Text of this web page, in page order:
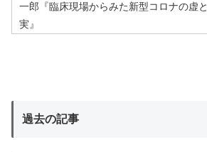
一郎『臨床現場からみた新型コロナの虚と
実』
過去の記事